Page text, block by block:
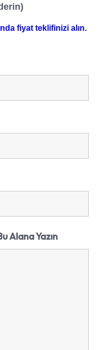
fiyat teklifinizi alın.
Alana Yazın